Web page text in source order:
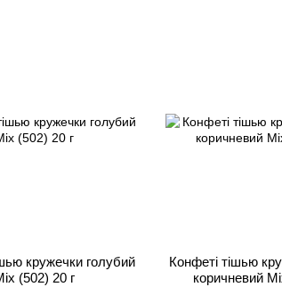
кружечки голубий
(502) 20 г
Конфеті тішью
коричневий